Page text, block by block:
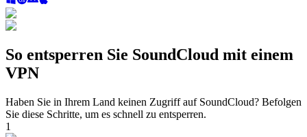
So entsperren Sie SoundCloud mit einem
VPN
Haben Sie in Ihrem Land keinen Zugriff auf SoundCloud? Befolgen
Sie diese Schritte, um es schnell zu entsperren.
1